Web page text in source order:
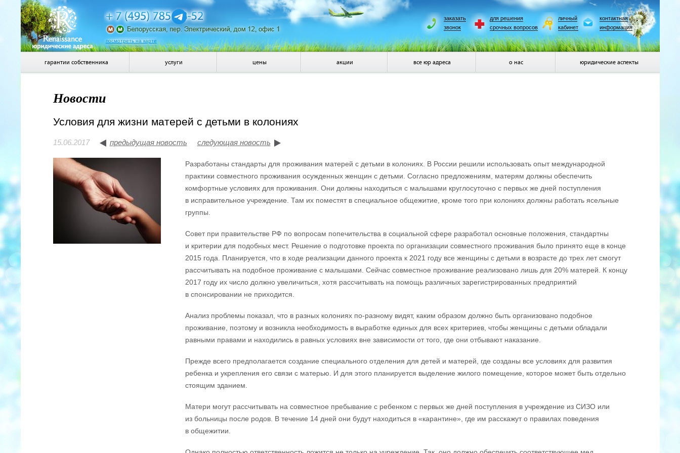
посмотреть на карте
заказать
звонок
для решения
срочных вопросов
личный
кабинет
контактная
информация
гарантии собственника услуги цены акции все юр адреса о нас юридические аспекты
Новости
Условия для жизни матерей с детьми в колониях
15.06.2017 предыдущая новость следующая новость
Разработаны стандарты для проживания матерей с детьми в колониях. В России решили использовать опыт международной
практики совместного проживания осужденных женщин с детьми. Согласно предложениям, матерям должны обеспечить
комфортные условиях для проживания. Они должны находиться с малышами круглосуточно с первых же дней поступления
в исправительное учреждение. Там их поместят в специальное общежитие, кроме того при колониях должны работать ясельные
группы.
Совет при правительстве РФ по вопросам попечительства в социальной сфере разработал основные положения, стандартны
и критерии для подобных мест. Решение о подготовке проекта по организации совместного проживания было принято еще в конце
2015 года. Планируется, что в ходе реализации данного проекта к 2021 году все женщины с детьми в возрасте до трех лет смогут
рассчитывать на подобное проживание с малышами. Сейчас совместное проживание реализовано лишь для 20% матерей. К концу
2017 году их число должно увеличиться, хотя рассчитывать на помощь различных зарегистрированных предприятий
в спонсировании не приходится.
Анализ проблемы показал, что в разных колониях по-разному видят, каким образом должно быть организовано подобное
проживание, поэтому и возникла необходимость в выработке единых для всех критериев, чтобы женщины с детьми обладали
равными правами и находились в равных условиях вне зависимости от того, где они отбывают наказание.
Прежде всего предполагается создание специального отделения для детей и матерей, где созданы все условиях для развития
ребенка и укрепления его связи с матерью. И для этого планируется выделение жилого помещение, которое может быть отдельно
стоящим зданием.
Матери могут рассчитывать на совместное пребывание с ребенком с первых же дней поступления в учреждение из СИЗО или
из больницы после родов. В течение 14 дней они будут находиться в «карантине», где им расскажут о правилах поведения
в общежитии.